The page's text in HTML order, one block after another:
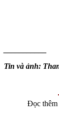
Tin và ảnh:
Đọc thêm